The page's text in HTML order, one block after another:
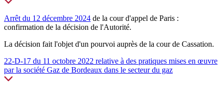
Arrêt du 12 décembre 2024 de la cour d'appel de Paris :
confirmation de la décision de l'Autorité.
La décision fait l'objet d'un pourvoi auprès de la cour de Cassation.
22-D-17 du 11 octobre 2022 relative à des pratiques mises en œuvre
par la société Gaz de Bordeaux dans le secteur du gaz